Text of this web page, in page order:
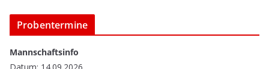
Probentermine
Mannschaftsinfo